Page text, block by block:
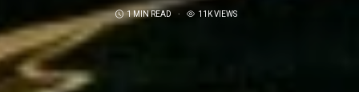
1 MIN READ 11K VIEWS